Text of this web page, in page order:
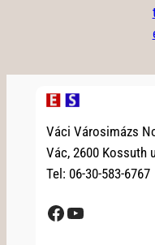
Váci Városimázs
Vác, 2600 Kossuth
Tel: 06-30-583-6767
Facebook YouTube